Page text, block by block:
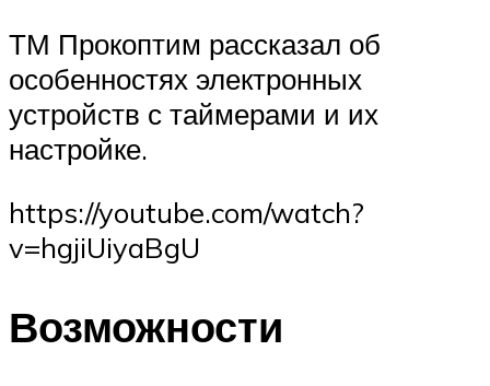
ТМ Прокоптим рассказал об
особенностях электронных
устройств с таймерами и их
настройке.
https://youtube.com/watch?
v=hgjiUiyaBgU
Возможности